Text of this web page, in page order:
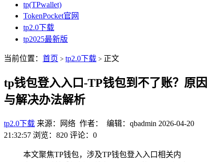
tp(TPwallet)
TokenPocket官网
tp2.0下载
tp2025最新版
当前位置： 首页 > tp2.0下载 > 正文
tp钱包登入入口-TP钱包到不了账？原因
与解决办法解析
tp2.0下载 来源：网络 作者： 编辑：qbadmin 2026-04-20
21:32:57 浏览：820 评论：0
本文聚焦TP钱包，涉及TP钱包登入入口相关内